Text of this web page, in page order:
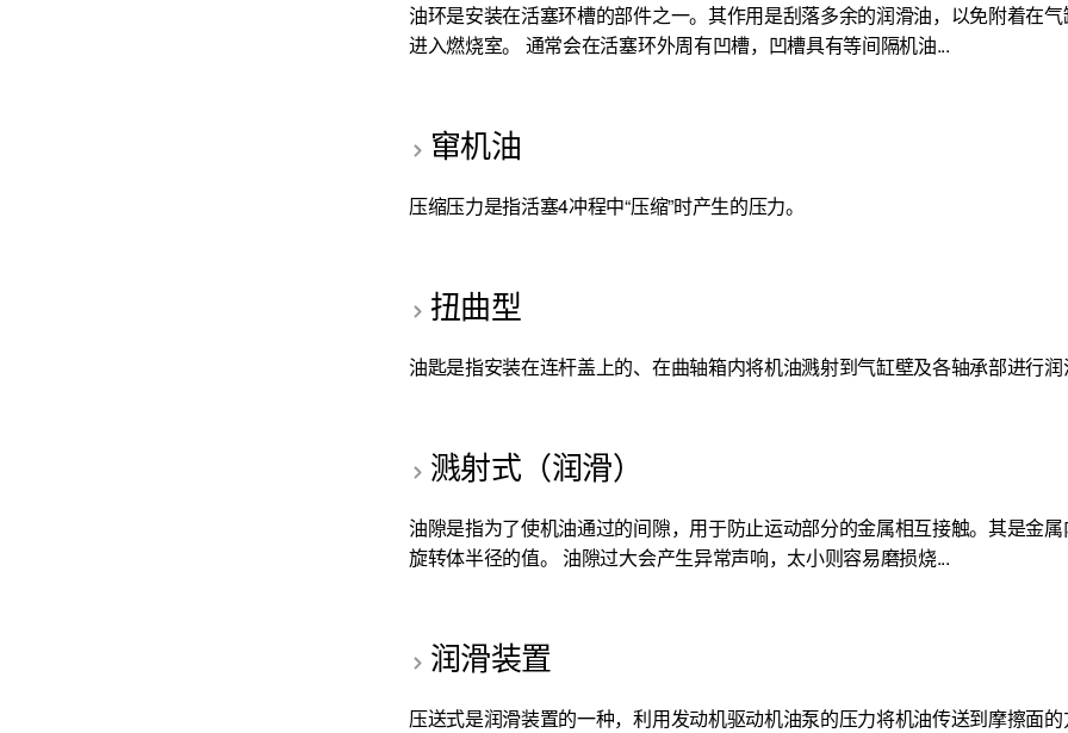
油环是安装在活塞环槽的部件之一。其作用是刮落多余的润滑油，以免附着在
进入燃烧室。 通常会在活塞环外周有凹槽，凹槽具有等间隔机油...
窜机油
压缩压力是指活塞4冲程中“压缩”时产生的压力。
扭曲型
油匙是指安装在连杆盖上的、在曲轴箱内将机油溅射到气缸壁及各轴承部进行润
溅射式（润滑）
油隙是指为了使机油通过的间隙，用于防止运动部分的金属相互接触。其是金
旋转体半径的值。 油隙过大会产生异常声响，太小则容易磨损烧...
润滑装置
压送式是润滑装置的一种，利用发动机驱动机油泵的压力将机油传送到摩擦面